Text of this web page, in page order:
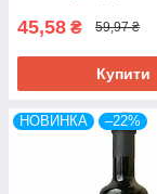
45,58 ₴ 59,97 ₴
Купити
НОВИНКА –22%